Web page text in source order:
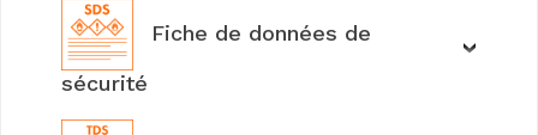
Fiche de données de
sécurité